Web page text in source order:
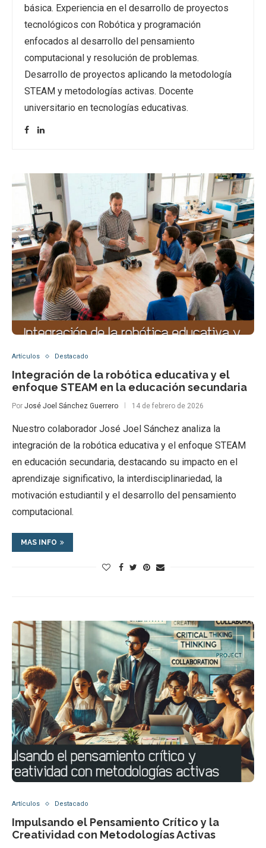
básica. Experiencia en el desarrollo de proyectos
tecnológicos con Robótica y programación
enfocados al desarrollo del pensamiento
computacional y resolución de problemas.
Desarrollo de proyectos aplicando la metodología
STEAM y metodologías activas. Docente
universitario en tecnologías educativas.
Artículos Destacado
Integración de la robótica educativa y el
enfoque STEAM en la educación secundaria
Por José Joel Sánchez Guerrero 14 de febrero de 2026
Nuestro colaborador José Joel Sánchez analiza la
integración de la robótica educativa y el enfoque STEAM
en educación secundaria, destacando su impacto en el
aprendizaje significativo, la interdisciplinariedad, la
motivación estudiantil y el desarrollo del pensamiento
computacional.
MAS INFO
Artículos Destacado
Impulsando el Pensamiento Crítico y la
Creatividad con Metodologías Activas